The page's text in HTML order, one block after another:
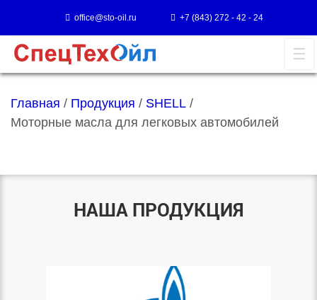
office@sto-oil.ru +7 (843) 272 - 42 - 24
Главная / Продукция / SHELL /
Моторные масла для легковых автомобилей
НАША ПРОДУКЦИЯ